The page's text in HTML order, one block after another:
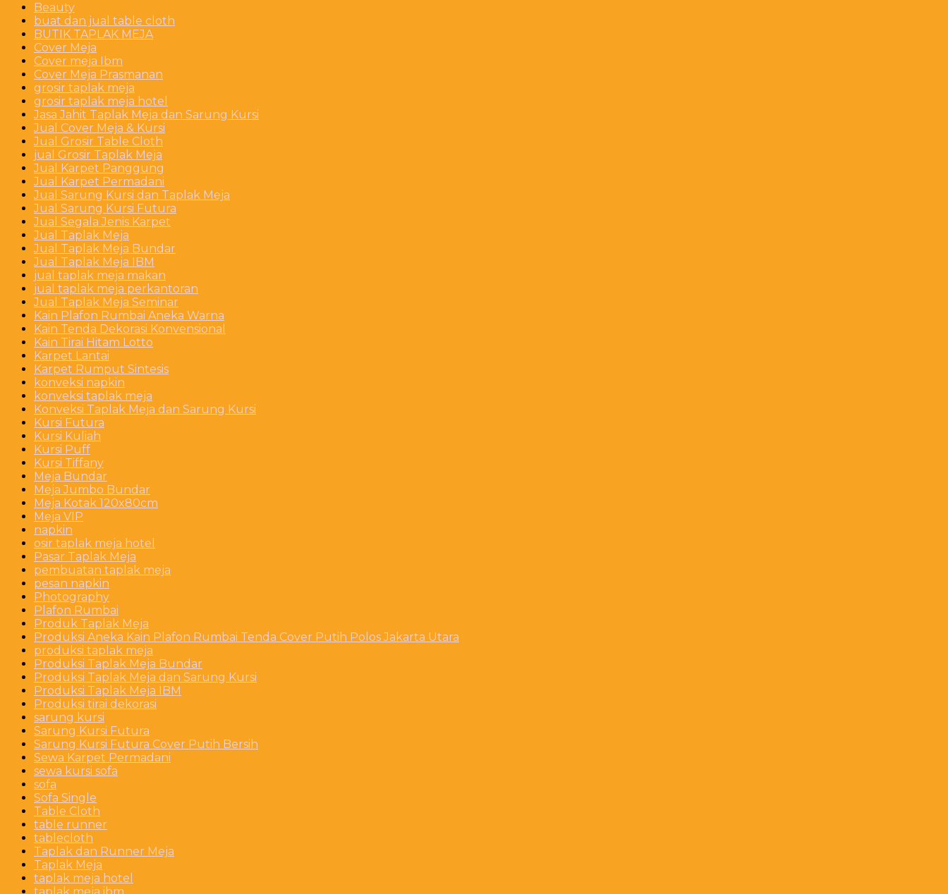
Beauty
buat dan jual table cloth
BUTIK TAPLAK MEJA
Cover Meja
Cover meja Ibm
Cover Meja Prasmanan
grosir taplak meja
grosir taplak meja hotel
Jasa Jahit Taplak Meja dan Sarung Kursi
Jual Cover Meja & Kursi
Jual Grosir Table Cloth
jual Grosir Taplak Meja
Jual Karpet Panggung
Jual Karpet Permadani
Jual Sarung Kursi dan Taplak Meja
Jual Sarung Kursi Futura
Jual Segala Jenis Karpet
Jual Taplak Meja
Jual Taplak Meja Bundar
Jual Taplak Meja IBM
jual taplak meja makan
jual taplak meja perkantoran
Jual Taplak Meja Seminar
Kain Plafon Rumbai Aneka Warna
Kain Tenda Dekorasi Konvensional
Kain Tirai Hitam Lotto
Karpet Lantai
Karpet Rumput Sintesis
konveksi napkin
konveksi taplak meja
Konveksi Taplak Meja dan Sarung Kursi
Kursi Futura
Kursi Kuliah
Kursi Puff
Kursi Tiffany
Meja Bundar
Meja Jumbo Bundar
Meja Kotak 120x80cm
Meja VIP
napkin
osir taplak meja hotel
Pasar Taplak Meja
pembuatan taplak meja
pesan napkin
Photography
Plafon Rumbai
Produk Taplak Meja
Produksi Aneka Kain Plafon Rumbai Tenda Cover Putih Polos Jakarta Utara
produksi taplak meja
Produksi Taplak Meja Bundar
Produksi Taplak Meja dan Sarung Kursi
Produksi Taplak Meja IBM
Produksi tirai dekorasi
sarung kursi
Sarung Kursi Futura
Sarung Kursi Futura Cover Putih Bersih
Sewa Karpet Permadani
sewa kursi sofa
sofa
Sofa Single
Table Cloth
table runner
tablecloth
Taplak dan Runner Meja
Taplak Meja
taplak meja hotel